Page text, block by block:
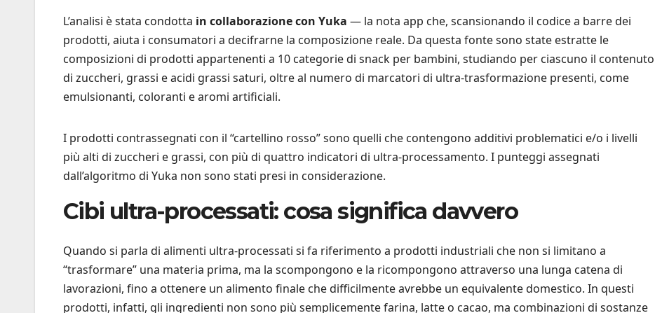
L’analisi è stata condotta in collaborazione con Yuka — la nota app che, scansionando il codice a barre dei
prodotti, aiuta i consumatori a decifrarne la composizione reale. Da questa fonte sono state estratte le
composizioni di prodotti appartenenti a 10 categorie di snack per bambini, studiando per ciascuno il contenuto
di zuccheri, grassi e acidi grassi saturi, oltre al numero di marcatori di ultra-trasformazione presenti, come
emulsionanti, coloranti e aromi artificiali.
I prodotti contrassegnati con il “cartellino rosso” sono quelli che contengono additivi problematici e/o i livelli
più alti di zuccheri e grassi, con più di quattro indicatori di ultra-processamento. I punteggi assegnati
dall’algoritmo di Yuka non sono stati presi in considerazione.
Cibi ultra-processati: cosa significa davvero
Quando si parla di alimenti ultra-processati si fa riferimento a prodotti industriali che non si limitano a
“trasformare” una materia prima, ma la scompongono e la ricompongono attraverso una lunga catena di
lavorazioni, fino a ottenere un alimento finale che difficilmente avrebbe un equivalente domestico. In questi
prodotti, infatti, gli ingredienti non sono più semplicemente farina, latte o cacao, ma combinazioni di sostanze